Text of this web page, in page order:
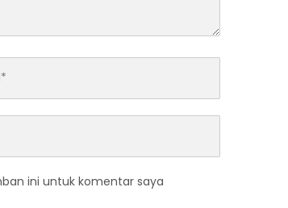
ini untuk komentar saya